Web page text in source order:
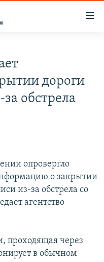
дороги
обстрела
опровергло
о закрытии
из-за обстрела со
агентство
проходящая через
в обычном